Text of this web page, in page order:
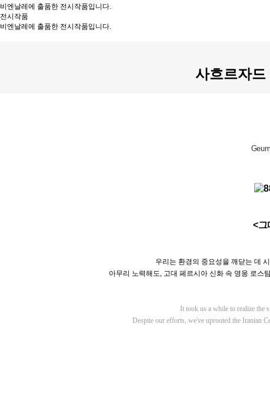
비엔날레에 출품한 전시작품입니다.
전시작품
비엔날레에 출품한 전시작품입니다.
사흐르자
<
우리는 환경의 중요성을 깨닫는 데
아무리 노력해도, 고대 페르시아 신화 속 영웅 로스
It took us a while to realize the
Despite our efforts, we've uprooted the Iranian